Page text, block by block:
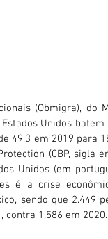
(Obmigra), do
Unidos
49,3 em 2019 para
(CBP, sigla
Unidos (em
é a crise
sendo que 2.449
contra 1.586 em 2020.